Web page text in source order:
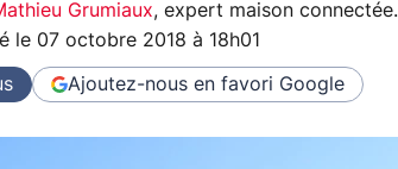
Grumiaux, expert maison connectée.
le 07 octobre 2018 à 18h01
Ajoutez-nous en favori Google